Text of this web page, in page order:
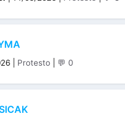
Kategoriler
Protesto 💬 0